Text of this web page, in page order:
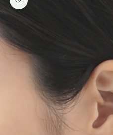
ズームイン